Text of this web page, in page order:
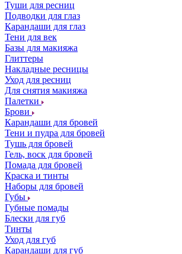
Туши для ресниц
Подводки для глаз
Карандаши для глаз
Тени для век
Базы для макияжа
Глиттеры
Накладные ресницы
Уход для ресниц
Для снятия макияжа
Палетки
Брови
Карандаши для бровей
Тени и пудра для бровей
Тушь для бровей
Гель, воск для бровей
Помада для бровей
Краска и тинты
Наборы для бровей
Губы
Губные помады
Блески для губ
Тинты
Уход для губ
Карандаши для губ